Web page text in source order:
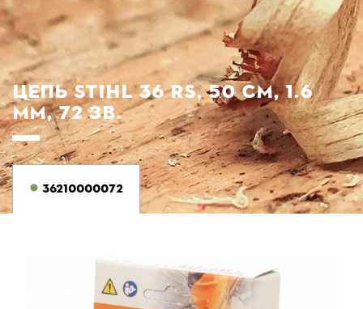
ЦЕПЬ STIHL 36 RS, 50 СМ, 1.6
ММ, 72 ЗВ.
36210000072